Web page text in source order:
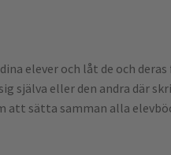
elever och låt de och
själva eller den andra där
att sätta samman alla